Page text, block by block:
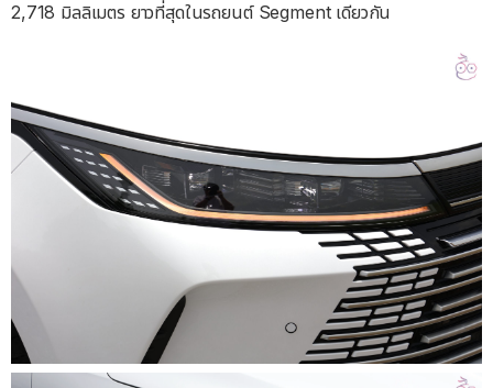
2,718 มิลลิเมตร ยาวที่สุดในรถยนต์ Segment เดียวกัน